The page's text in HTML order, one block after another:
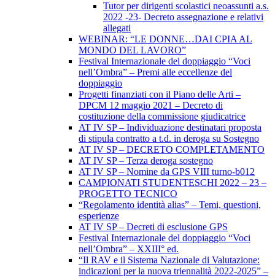
Tutor per dirigenti scolastici neoassunti a.s.
2022 -23- Decreto assegnazione e relativi
allegati
WEBINAR: “LE DONNE…DAI CPIA AL
MONDO DEL LAVORO”
Festival Internazionale del doppiaggio “Voci
nell’Ombra” – Premi alle eccellenze del
doppiaggio
Progetti finanziati con il Piano delle Arti –
DPCM 12 maggio 2021 – Decreto di
costituzione della commissione giudicatrice
AT IV SP – Individuazione destinatari proposta
di stipula contratto a t.d. in deroga su Sostegno
AT IV SP – DECRETO COMPLETAMENTO
AT IV SP – Terza deroga sostegno
AT IV SP – Nomine da GPS VIII turno-b012
CAMPIONATI STUDENTESCHI 2022 – 23 –
PROGETTO TECNICO
“Regolamento identità alias” – Temi, questioni,
esperienze
AT IV SP – Decreti di esclusione GPS
Festival Internazionale del doppiaggio “Voci
nell’Ombra” – XXIII° ed.
“Il RAV e il Sistema Nazionale di Valutazione:
indicazioni per la nuova triennalità 2022-2025” –